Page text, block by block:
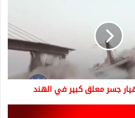
جسر معلق كبير في الهند